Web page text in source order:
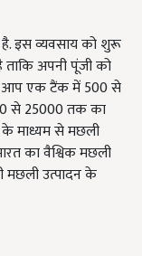
है. इस व्यवसाय को शुरू
अपनी पूंजी को
आप एक टैंक में 500 से
से 25000 तक का
माध्यम से मछली
का वैश्विक मछली
मछली उत्पादन के